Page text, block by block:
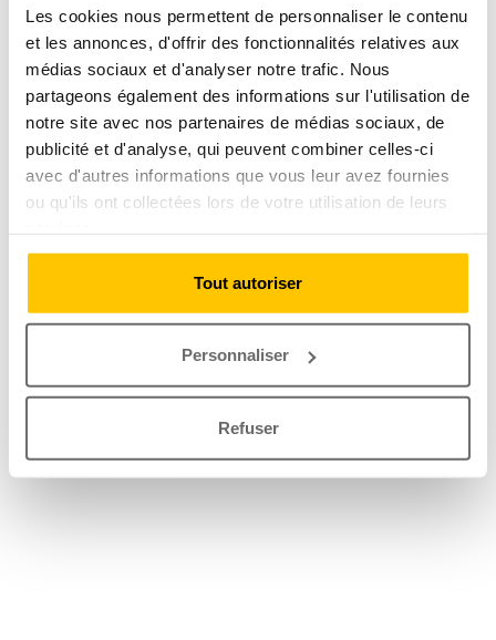
Les cookies nous permettent de personnaliser le contenu
et les annonces, d'offrir des fonctionnalités relatives aux
médias sociaux et d'analyser notre trafic. Nous
partageons également des informations sur l'utilisation de
notre site avec nos partenaires de médias sociaux, de
publicité et d'analyse, qui peuvent combiner celles-ci
avec d'autres informations que vous leur avez fournies
ou qu'ils ont collectées lors de votre utilisation de leurs
Tout autoriser
Personnaliser
Refuser